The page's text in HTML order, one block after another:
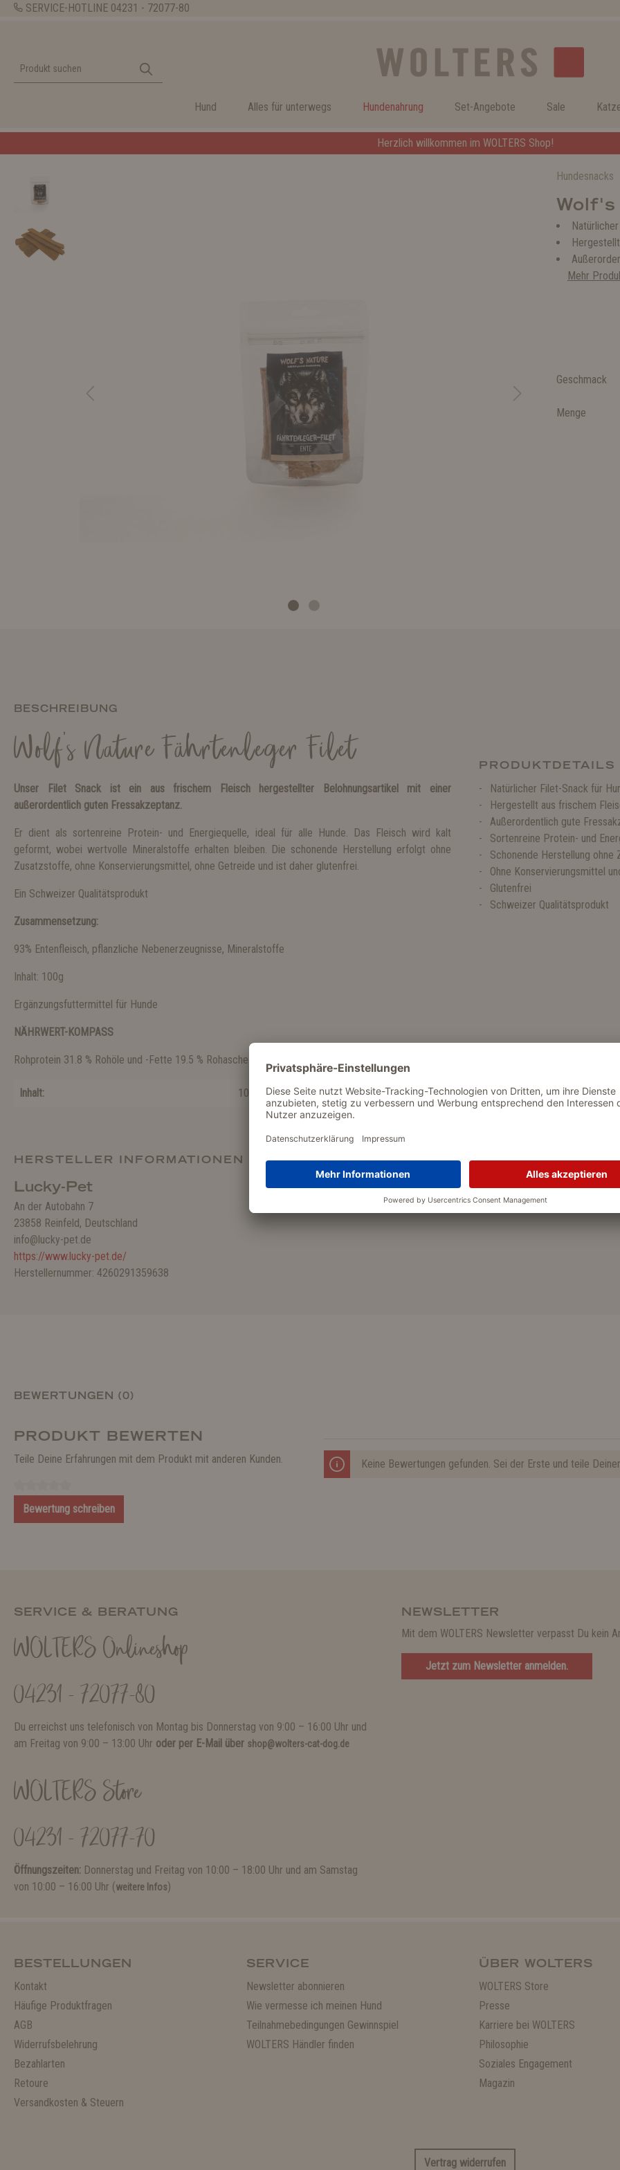
SERVICE-HOTLINE 04231 - 72077-80
Hund Alles für unterwegs Hundenahrung Set-Angebote Sale
Herzlich willkommen im WOLTERS Shop!
Hundesnacks
Mehr
Geschmack
Menge
BESCHREIBUNG
Wolf's Nature Fährtenleger Filet
Unser Filet Snack ist ein aus frischem Fleisch hergestellter Belohnungsartikel mit einer
außerordentlich guten Fressakzeptanz.
Er dient als sortenreine Protein- und Energiequelle, ideal für alle Hunde. Das Fleisch wird kalt
geformt, wobei wertvolle Mineralstoffe erhalten bleiben. Die schonende Herstellung erfolgt ohne
Zusatzstoffe, ohne Konservierungsmittel, ohne Getreide und ist daher glutenfrei.
Ein Schweizer Qualitätsprodukt
Zusammensetzung:
93% Entenfleisch, pflanzliche Nebenerzeugnisse, Mineralstoffe
Inhalt: 100g
Ergänzungsfuttermittel für Hunde
NÄHRWERT-KOMPASS
Rohprotein 31.8 % Rohöle und -Fette 19.5 % Rohasche 5.2 % Rohfaser 7.8 % Feuchtigkeit 18.0 %
Inhalt: 100 g
HERSTELLER INFORMATIONEN
Lucky-Pet
An der Autobahn 7
23858 Reinfeld, Deutschland
info@lucky-pet.de
https://www.lucky-pet.de/
Herstellernummer: 4260291359638
PRODUKTDETAILS
Natürlicher Filet-Snack für
Hergestellt aus frischem
Außerordentlich gute
Sortenreine Protein- und
Schonende Herstellung ohne
Ohne Konservierungsmittel
Glutenfrei
Schweizer Qualitätsprodukt
BEWERTUNGEN (0)
PRODUKT BEWERTEN
Teile Deine Erfahrungen mit dem Produkt mit anderen Kunden.
Bewertung schreiben
Keine Bewertungen gefunden. Sei der Erste und teile
SERVICE & BERATUNG
WOLTERS Onlineshop
04231 - 72077-80
Du erreichst uns telefonisch von Montag bis Donnerstag von 9:00 – 16:00 Uhr und
am Freitag von 9:00 – 13:00 Uhr oder per E-Mail über shop@wolters-cat-dog.de
WOLTERS Store
04231 - 72077-70
Öffnungszeiten: Donnerstag und Freitag von 10:00 – 18:00 Uhr und am Samstag
von 10:00 – 16:00 Uhr (weitere Infos)
NEWSLETTER
Mit dem WOLTERS Newsletter verpasst Du kein
Jetzt zum Newsletter anmelden.
BESTELLUNGEN
Kontakt
Häufige Produktfragen
AGB
Widerrufsbelehrung
Bezahlarten
Retoure
Versandkosten & Steuern
SERVICE
Newsletter abonnieren
Wie vermesse ich meinen Hund
Teilnahmebedingungen Gewinnspiel
WOLTERS Händler finden
ÜBER WOLTERS
WOLTERS Store
Presse
Karriere bei WOLTERS
Philosophie
Soziales Engagement
Magazin
Vertrag widerrufen